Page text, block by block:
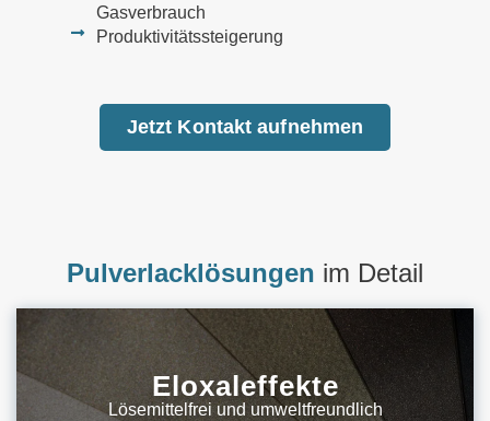
Gasverbrauch
Produktivitätssteigerung
Jetzt Kontakt aufnehmen
Pulverlacklösungen im Detail
Eloxaleffekte
Lösemittelfrei und umweltfreundlich